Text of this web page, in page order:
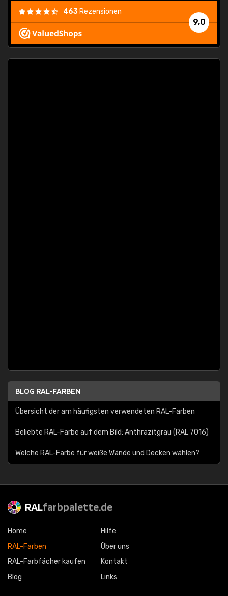
9,0
463 Rezensionen
BLOG RAL-FARBEN
Übersicht der am häufigsten verwendeten RAL-Farben
Beliebte RAL-Farbe auf dem Bild: Anthrazitgrau (RAL 7016)
Welche RAL-Farbe für weiße Wände und Decken wählen?
RALfarbpalette.de
Home
RAL-Farben
RAL-Farbfächer kaufen
Blog
Hilfe
Über uns
Kontakt
Links